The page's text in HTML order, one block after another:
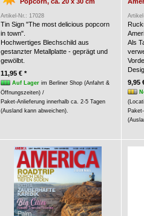
Artikel-Nr.: 17028
Tin Sign "The most delicious popcorn
in town".
Hochwertiges Blechschild aus
gestanzter Metallplatte - geprägt und
gewölbt.
11,95 € *
Auf Lagerim Berliner Shop (Anfahrt &
Öffnungszeiten) /
Paket-Anlieferung innerhalb ca. 2-5 Tagen
(Ausland kann abweichen).
Als
9,95